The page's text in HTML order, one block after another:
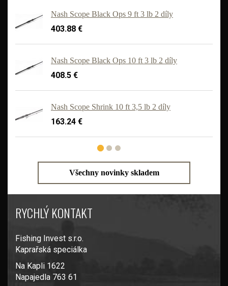
Nash Scope Black Ops 9 ft 3 lb 2 díly
403.88 €
Nash Scope Black Ops 10 ft 3 lb 2 díly
408.5 €
Nash Scope Shrink 10 ft 3,5 lb 2 díly
163.24 €
Všechny novinky skladem
RYCHLÝ KONTAKT
Fishing Invest s.r.o.
Kaprařská speciálka
Na Kapli 1622
Napajedla 763 61